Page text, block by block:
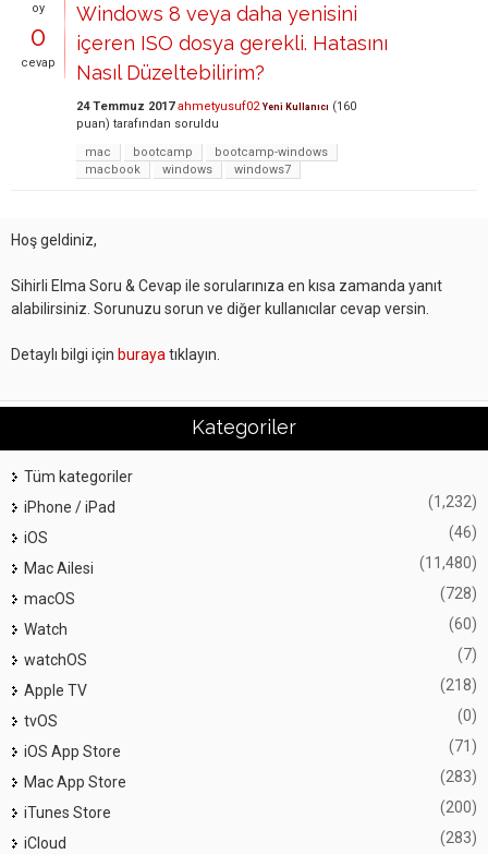
oy
0
cevap
Windows 8 veya daha yenisini
içeren ISO dosya gerekli. Hatasını
Nasıl Düzeltebilirim?
24 Temmuz 2017 ahmetyusuf02 Yeni Kullanıcı (160
puan) tarafından soruldu
mac
bootcamp
bootcamp-windows
macbook
windows windows7
Hoş geldiniz,
Sihirli Elma Soru & Cevap ile sorularınıza en kısa zamanda yanıt
alabilirsiniz. Sorunuzu sorun ve diğer kullanıcılar cevap versin.
Detaylı bilgi için buraya tıklayın.
Kategoriler
Tüm kategoriler
iPhone / iPad
(1,232)
iOS (46)
Mac Ailesi (11,480)
macOS (728)
Watch (60)
watchOS (7)
Apple TV (218)
tvOS (0)
iOS App Store (71)
Mac App Store (283)
iTunes Store (200)
iCloud (283)